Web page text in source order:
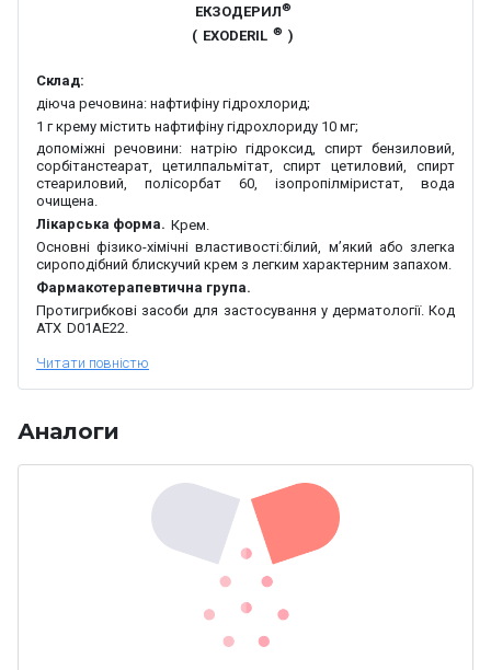
ЕКЗОДЕРИЛ®
( EXODERIL ® )
Склад:
діюча речовина: нафтифіну гідрохлорид;
1 г крему містить нафтифіну гідрохлориду 10 мг;
допоміжні речовини: натрію гідроксид, спирт бензиловий,
сорбітанстеарат, цетилпальмітат, спирт цетиловий, спирт
стеариловий, полісорбат 60, ізопропілміристат, вода
очищена.
Лікарська форма. Крем.
Основні фізико-хімічні властивості:білий, м’який або злегка
сироподібний блискучий крем з легким характерним запахом.
Фармакотерапевтична група.
Протигрибкові засоби для застосування у дерматології. Код
АТХ D01 AE22.
Фармакологічні властивості.
активним компонентом є нафтифіну гідрохлорид, механізм дії
епідермофітон і мікроспорум, дріжджових (
Aspergillus
) та інших грибів (наприклад,
schenckii
). Щодо дерматофітів та аспергіл
чинить фунгіцидну дію, щодо дріжджових
грибів – проявляє фунгіцидну або фунгістатичну активність
залежно від штаму мікроорганізму.
проявляє також антибактеріальну активність
щодо грампозитивних і грамнегативних мікроорганізмів, які
можуть спричиняти вторинні бактеріальні інфекції поряд з
Аналоги